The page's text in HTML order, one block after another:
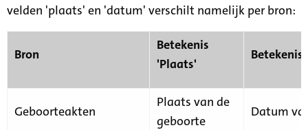
velden 'plaats' en 'datum' verschilt namelijk per bron:
Bron
Betekenis
'Plaats'
Geboorteakten
Plaats van de
geboorte
Datum